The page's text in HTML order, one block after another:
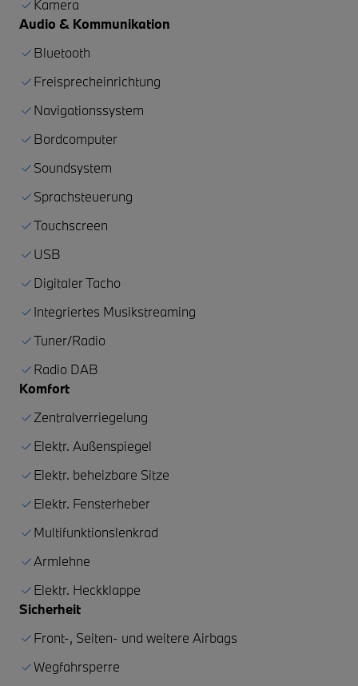
Kamera
Audio & Kommunikation
Bluetooth
Freisprecheinrichtung
Navigationssystem
Bordcomputer
Soundsystem
Sprachsteuerung
Touchscreen
USB
Digitaler Tacho
Integriertes Musikstreaming
Tuner/Radio
Radio DAB
Komfort
Zentralverriegelung
Elektr. Außenspiegel
Elektr. beheizbare Sitze
Elektr. Fensterheber
Multifunktionslenkrad
Armlehne
Elektr. Heckklappe
Sicherheit
Front-, Seiten- und weitere Airbags
Wegfahrsperre